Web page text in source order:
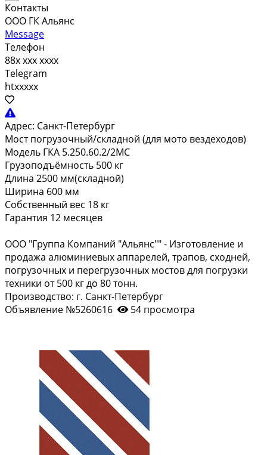
Контакты
ООО ГК Альянс
Message
Телефон
88x xxx xxxx
Telegram
htxxxxx
Адрес: Санкт-Петербург
Мост погрузочный/складной (для мото вездеходов)
Модель ГКА 5.250.60.2/2МС
Грузоподъёмность 500 кг
Длина 2500 мм(складной)
Ширина 600 мм
Собственный вес 18 кг
Гарантия 12 месяцев
ООО "Группа Компаний "Альянс"" - Изготовление и
продажа алюминиевых аппарелей, трапов, сходней,
погрузочных и перегрузочных мостов для погрузки
техники от 500 кг до 80 тонн.
Производство: г. Санкт-Петербург
Объявление №5260616
54 просмотра